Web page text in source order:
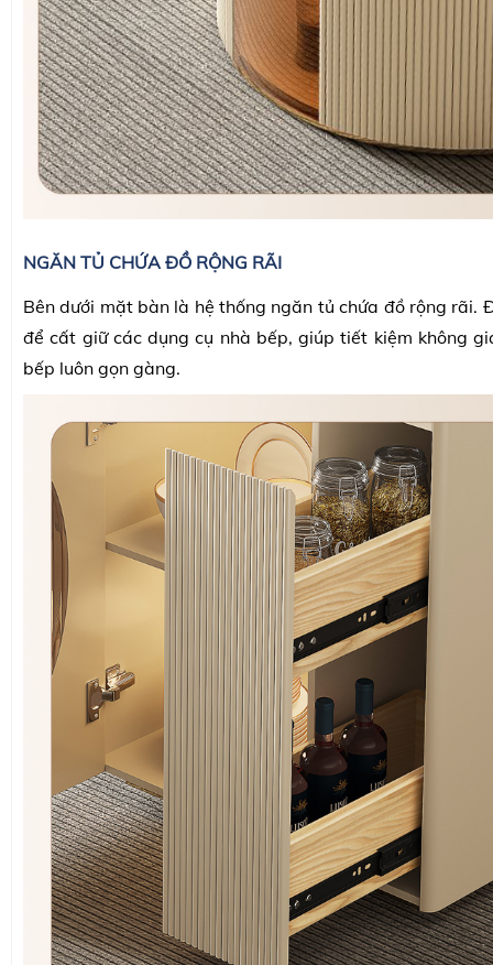
NGĂN TỦ CHỨA ĐỒ RỘNG RÃI
Bên dưới mặt bàn là hệ thống ngăn tủ chứa đồ rộng rãi.
để cất giữ các dụng cụ nhà bếp, giúp tiết kiệm không
bếp luôn gọn gàng.